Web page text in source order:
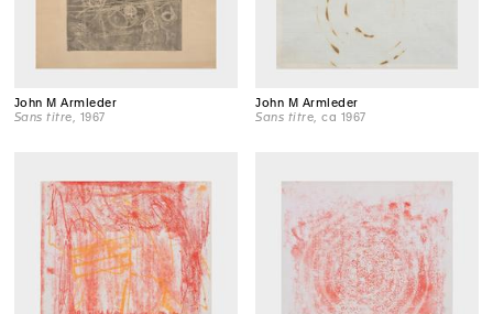
John M Armleder
Sans titre, 1967
John M Armleder
Sans titre, ca 1967